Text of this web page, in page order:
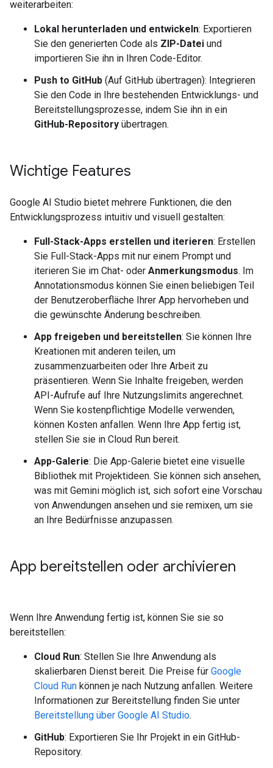
weiterarbeiten:
Lokal herunterladen und entwickeln: Exportieren
Sie den generierten Code als ZIP-Datei und
importieren Sie ihn in Ihren Code-Editor.
Push to GitHub (Auf GitHub übertragen): Integrieren
Sie den Code in Ihre bestehenden Entwicklungs- und
Bereitstellungsprozesse, indem Sie ihn in ein
GitHub-Repository übertragen.
Wichtige Features
Google AI Studio bietet mehrere Funktionen, die den
Entwicklungsprozess intuitiv und visuell gestalten:
Full-Stack-Apps erstellen und iterieren: Erstellen
Sie Full-Stack-Apps mit nur einem Prompt und
iterieren Sie im Chat- oder Anmerkungsmodus. Im
Annotationsmodus können Sie einen beliebigen Teil
der Benutzeroberfläche Ihrer App hervorheben und
die gewünschte Änderung beschreiben.
App freigeben und bereitstellen: Sie können Ihre
Kreationen mit anderen teilen, um
zusammenzuarbeiten oder Ihre Arbeit zu
präsentieren. Wenn Sie Inhalte freigeben, werden
API-Aufrufe auf Ihre Nutzungslimits angerechnet.
Wenn Sie kostenpflichtige Modelle verwenden,
können Kosten anfallen. Wenn Ihre App fertig ist,
stellen Sie sie in Cloud Run bereit.
App-Galerie: Die App-Galerie bietet eine visuelle
Bibliothek mit Projektideen. Sie können sich ansehen,
was mit Gemini möglich ist, sich sofort eine Vorschau
von Anwendungen ansehen und sie remixen, um sie
an Ihre Bedürfnisse anzupassen.
App bereitstellen oder archivieren
Wenn Ihre Anwendung fertig ist, können Sie sie so
bereitstellen:
Cloud Run: Stellen Sie Ihre Anwendung als
skalierbaren Dienst bereit. Die Preise für Google
Cloud Run können je nach Nutzung anfallen. Weitere
Informationen zur Bereitstellung finden Sie unter
Bereitstellung über Google AI Studio.
GitHub: Exportieren Sie Ihr Projekt in ein GitHub-
Repository.